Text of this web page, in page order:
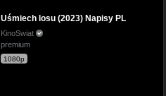
Uśmiech losu (2023) Napisy PL
KinoSwiat
premium
1080p